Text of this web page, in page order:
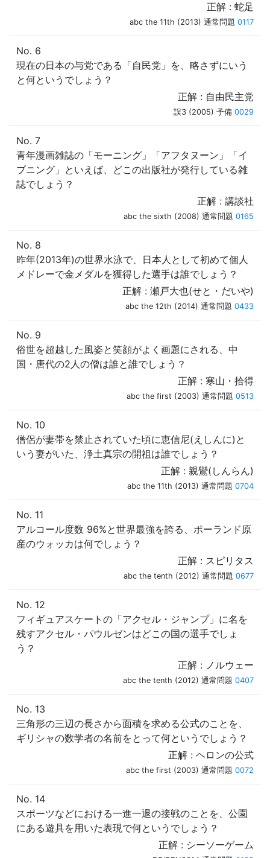
正解 : 蛇足
abc the 11th (2013) 通常問題 0117
No. 6
現在の日本の与党である「自民党」を、略さずにいう
と何というでしょう？
正解 : 自由民主党
誤3 (2005) 予備 0029
No. 7
青年漫画雑誌の「モーニング」「アフタヌーン」「イ
ブニング」といえば、どこの出版社が発行している雑
誌でしょう？
正解 : 講談社
abc the sixth (2008) 通常問題 0165
No. 8
昨年(2013年)の世界水泳で、日本人として初めて個人
メドレーで金メダルを獲得した選手は誰でしょう？
正解 : 瀬戸大也(せと・だいや)
abc the 12th (2014) 通常問題 0433
No. 9
俗世を超越した風姿と笑顔がよく画題にされる、中
国・唐代の2人の僧は誰と誰でしょう？
正解 : 寒山・拾得
abc the first (2003) 通常問題 0513
No. 10
僧侶が妻帯を禁止されていた頃に恵信尼(えしんに)と
いう妻がいた、浄土真宗の開祖は誰でしょう？
正解 : 親鸞(しんらん)
abc the 11th (2013) 通常問題 0704
No. 11
アルコール度数 96%と世界最強を誇る、ポーランド原
産のウォッカは何でしょう？
正解 : スピリタス
abc the tenth (2012) 通常問題 0677
No. 12
フィギュアスケートの「アクセル・ジャンプ」に名を
残すアクセル・パウルゼンはどこの国の選手でしょ
う？
正解 : ノルウェー
abc the tenth (2012) 通常問題 0407
No. 13
三角形の三辺の長さから面積を求める公式のことを、
ギリシャの数学者の名前をとって何というでしょう？
正解 : ヘロンの公式
abc the first (2003) 通常問題 0072
No. 14
スポーツなどにおける一進一退の接戦のことを、公園
にある遊具を用いた表現で何というでしょう？
正解 : シーソーゲーム